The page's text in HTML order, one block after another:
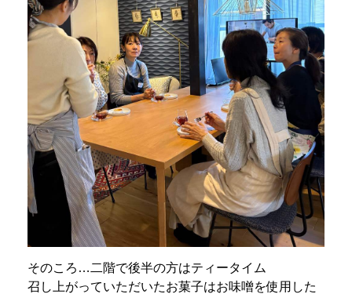
そのころ…二階で後半の方はティータイム
召し上がっていただいたお菓子はお味噌を使用した